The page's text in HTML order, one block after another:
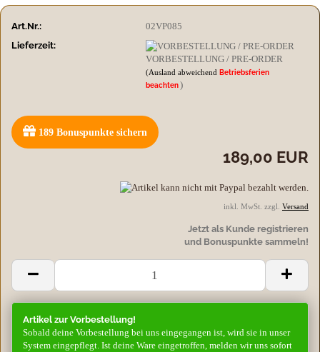
Art.Nr.:
02VP085
Lieferzeit:
VORBESTELLUNG / PRE-ORDER
(Ausland abweichendBetriebsferien
beachten )
189 Bonuspunkte sichern
189,00 EUR
inkl. MwSt. zzgl. Versand
Jetzt als Kunde registrieren
und Bonuspunkte sammeln!
Artikel zur Vorbestellung!
Sobald deine Vorbestellung bei uns eingegangen ist, wird sie in unser
System eingepflegt. Ist deine Ware eingetroffen, melden wir uns sofort